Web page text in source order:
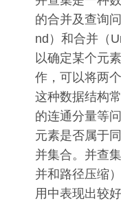
的合并及查询
nd）和合并（
以确定某个元
作，可以将两
这种数据结构
的连通分量等
元素是否属于
并集合。并查
并和路径压缩
用中表现出较